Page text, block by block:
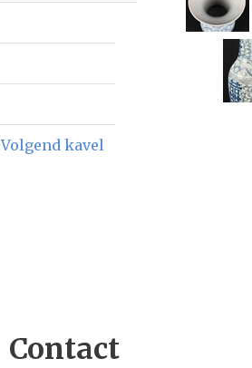
Volgend kavel
Contact